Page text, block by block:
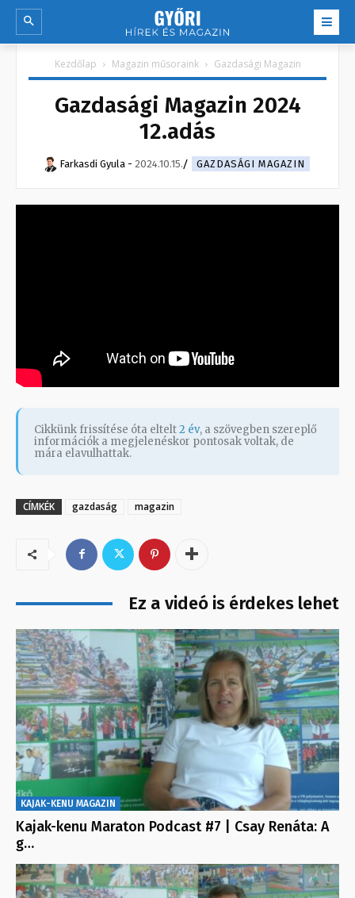
Kezdőlap Magazin műsoraink Gazdasági Magazin
Gazdasági Magazin 2024
12.adás
Farkasdi Gyula - 2024.10.15. GAZDASÁGI MAGAZIN
Cikkünk frissítése óta eltelt2 év, a szövegben szereplő
információk a megjelenéskor pontosak voltak, de
mára elavulhattak.
CÍMKÉK gazdaság magazin
Ez a videó is érdekes lehet
KAJAK-KENU MAGAZIN
Kajak-kenu Maraton Podcast #7 | Csay Renáta: A
g…